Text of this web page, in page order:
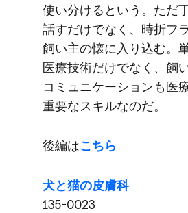
使い分けると​いう。​ただ​
話すだけでなく、​時折フ
飼い主の​懐に​入り込む。​
医療技術だけでなく、​飼
コミュニケーションも​医
重要な​スキルなのだ。
後編は​こちら
犬と​猫の​皮膚科
135-0023